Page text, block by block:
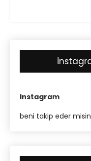
Instagram
beni takip eder